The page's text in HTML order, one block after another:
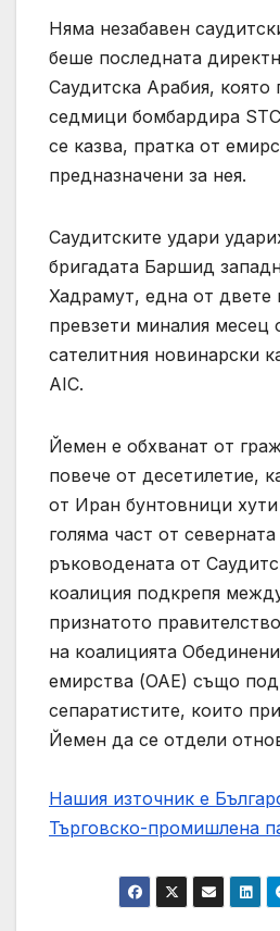
Няма незабавен
беше последната
Саудитска Арабия, която
седмици бомбардира
се казва, пратка от
предназначени за нея.
Саудитските удари
бригадата Баршид
Хадрамут, една от двете
превзети миналия месец
сателитния новинарски
AIC.
Йемен е обхванат от
повече от десетилетие,
от Иран бунтовници
голяма част от
ръководената от
коалиция подкрепя
признатото
на коалицията
емирства (ОАЕ) също
сепаратистите, които
Йемен да се отдели
Нашия източник е
Търговско-промишлена